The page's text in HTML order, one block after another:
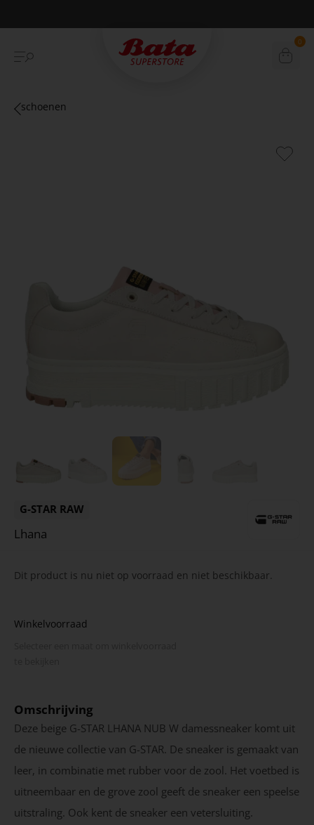
Betaal achteraf met Klarna 0
schoenen
G-STAR RAW
Lhana
Dit product is nu niet op voorraad en niet beschikbaar.
Winkelvoorraad
Omschrijving
Deze beige G-STAR LHANA NUB W damessneaker komt uit
de nieuwe collectie van G-STAR. De sneaker is gemaakt van
leer, in combinatie met rubber voor de zool. Het voetbed is
uitneembaar en de grove zool geeft de sneaker een speelse
uitstraling. Ook kent de sneaker een vetersluiting.